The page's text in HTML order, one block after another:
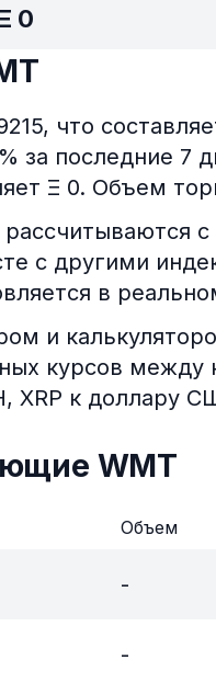
0
что
за последние 7
Ξ 0. Объем
с другими
в
и
курсов
XRP к доллару
WMT
Объем
-
-